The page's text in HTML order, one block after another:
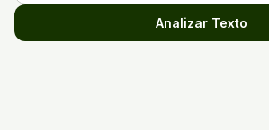
Analizar Texto